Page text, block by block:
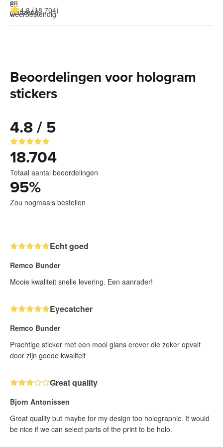
4.8 (18.704)
Beoordelingen voor hologram
stickers
4.8 / 5
18.704
Totaal aantal beoordelingen
95%
Zou nogmaals bestellen
Echt goed
Remco Bunder
Mooie kwaliteit snelle levering. Een aanrader!
Eyecatcher
Remco Bunder
Prachtige sticker met een mooi glans erover die zeker opvalt
door zijn goede kwaliteit
Great quality
Bjorn Antonissen
Great quality but maybe for my design too holographic. It would
be nice if we can select parts of the print to be holo.